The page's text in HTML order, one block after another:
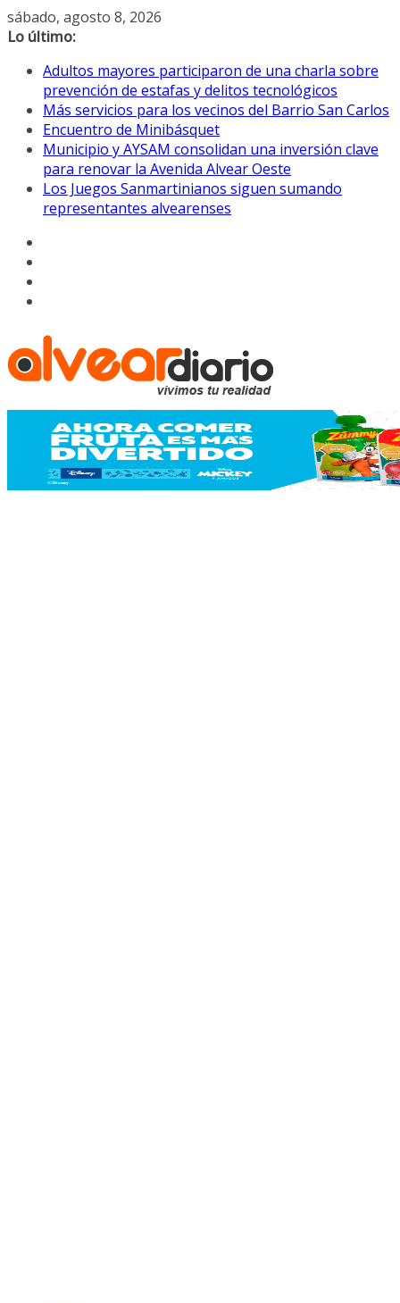
Saltar
al
sábado, agosto 8, 2026
Lo último:
Adultos mayores participaron de una charla sobre
prevención de estafas y delitos tecnológicos
Más servicios para los vecinos del Barrio San Carlos
Encuentro de Minibásquet
Municipio y AYSAM consolidan una inversión clave
para renovar la Avenida Alvear Oeste
Los Juegos Sanmartinianos siguen sumando
representantes alvearenses